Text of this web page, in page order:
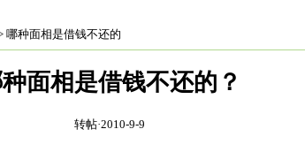
哪种面相是借钱不还的
面相是借钱不还的？
转帖·2010-9-9